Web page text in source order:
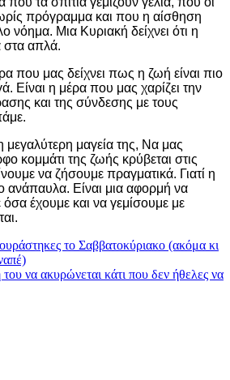
πρόγραμμα και που η αίσθηση
νόημα. Μια Κυριακή δείχνει ότι η
στα απλά.
που μας δείχνει πως η ζωή είναι πιο
Είναι η μέρα που μας χαρίζει την
και της σύνδεσης με τους
μεγαλύτερη μαγεία της, Να μας
κομμάτι της ζωής κρύβεται στις
να ζήσουμε πραγματικά. Γιατί η
ανάπαυλα. Είναι μια αφορμή να
έχουμε και να γεμίσουμε με
το Σαββατοκύριακο (ακόμα κι
να ακυρώνεται κάτι που δεν ήθελες να